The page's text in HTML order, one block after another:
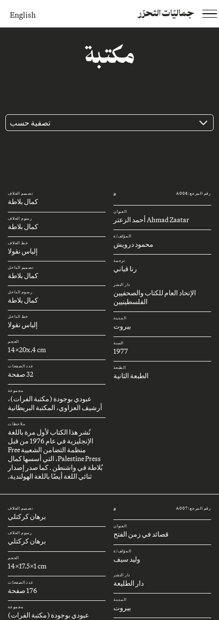
English جماليّات التحرّر
مكتبة
تصفية حسب
رقم المرجع: A006 #
العنوان
Ahmad Zaatar أحمد الزعتر
المؤلف/ة
محمود درويش
ترجمة
رنا قباني
دار النشر
الإتحاد العام للكتاب والصحفيين
الفلسطينيين
المدينة
بيروت
السنة
1977
الطبعة
الطبعة الثانية
تصميم الغلاف
كمال بلاطة
رسوم الغلاف
كمال بلاطة
خط الغلاف
إلياس نقولا
تصميم الداخل
كمال بلاطة
رسوم الداخل
كمال بلاطة
خط الداخل
إلياس نقولا
الحجم
14x20x.4 cm
عدد الصفحات
32 صفحة
مجموعة
عبودي بوجودة (مكتبة الفرات)،
أرشيف العزاوي، المكتبة البريطانية
ملاحظات
نُشر هذا الكتاب لأول مرة باللغة
الإنجليزية في عام 1976 من قبل
منظمة التضامن الشعبية Free
Palestine Press، التي أسسها كمال
بُلاطة في واشنطن . كما صدر إصدار
ثنائي اللغة أيضًا باللغة الهولندية.
رقم المرجع: A007 #
العنوان
قصائد في زمن الفتح
المؤلف/ة
وليد سيف
دار النشر
دار الطليعة
المدينة
بيروت
تصميم الغلاف
برهان كركتلي
رسوم الغلاف
برهان كركتلي
الحجم
14x17.5x1 cm
عدد الصفحات
176 صفحة
مجموعة
عبودي بوجودة (مكتبة الفرات)